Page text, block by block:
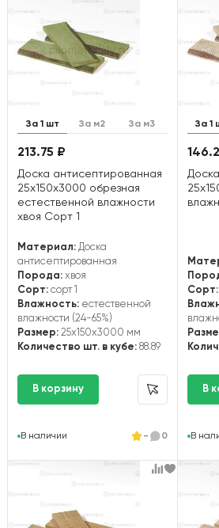
За 1 шт За м2 За м3
213.75 ₽
Доска антисептированная
25х150х3000 обрезная
естественной влажности
хвоя Сорт 1
Материал: Доска
антисептированная
Порода: хвоя
Сорт: сорт 1
Влажность: естественной
влажности (24-65%)
Размер: 25x150x3000 мм
Количество шт. в кубе: 88.89
В наличии - 0
За 1
Сорт:
В